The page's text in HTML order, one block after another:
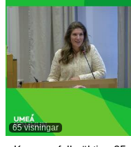
65 visningar